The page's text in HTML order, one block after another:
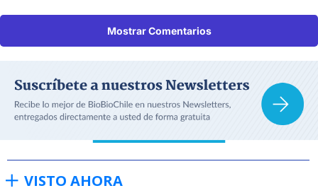
Mostrar Comentarios
VISTO AHORA